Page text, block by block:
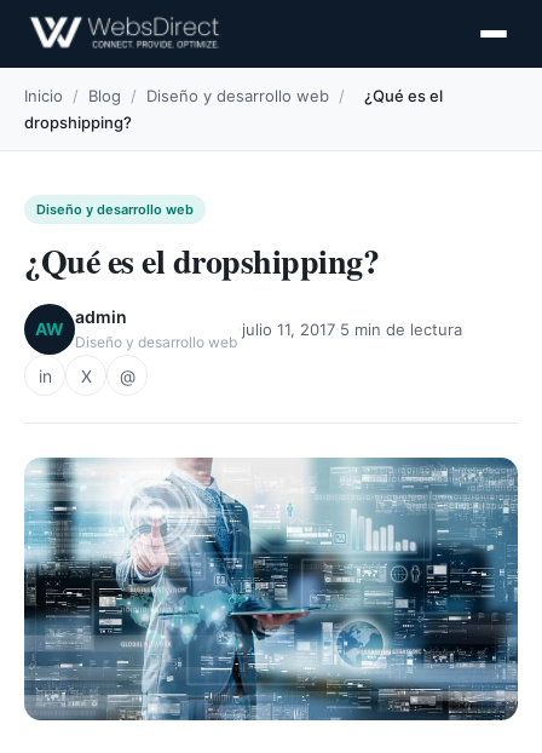
Inicio / Blog / Diseño y desarrollo web /
¿Qué es el
dropshipping?
Diseño y desarrollo web
¿Qué es el dropshipping?
AW
admin
Diseño y desarrollo web
julio 11, 2017 5 min de lectura
in X @